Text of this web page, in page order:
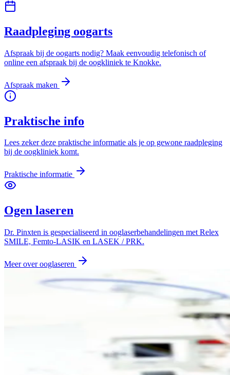
Raadpleging oogarts
Afspraak bij de oogarts nodig? Maak eenvoudig telefonisch of
online een afspraak bij de oogkliniek te Knokke.
Afspraak maken
Praktische info
Lees zeker deze praktische informatie als je op gewone raadpleging
bij de oogkliniek komt.
Praktische informatie
Ogen laseren
Dr. Pinxten is gespecialiseerd in ooglaserbehandelingen met Relex
SMILE, Femto-LASIK en LASEK / PRK.
Meer over ooglaseren